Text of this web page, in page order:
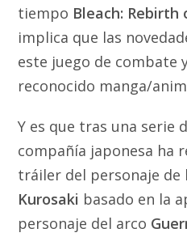
tiempo Bleach: Rebirth
implica que las
este juego de combate
reconocido manga/
Y es que tras una serie
compañía japonesa ha
tráiler del personaje de
Kurosaki basado en la
personaje del arco